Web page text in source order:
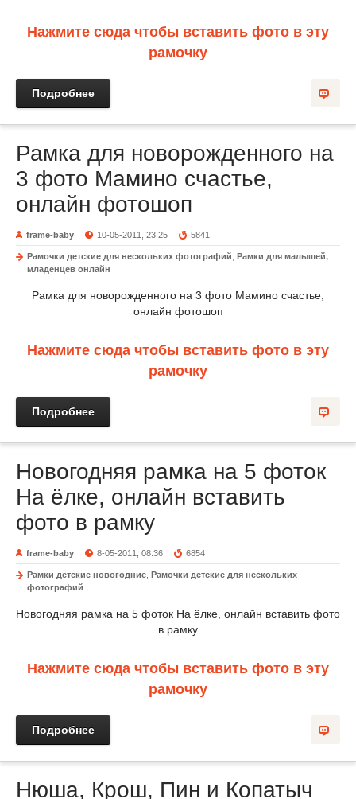
Нажмите сюда чтобы вставить фото в эту
рамочку
Подробнее
Рамка для новорожденного на
3 фото Мамино счастье,
онлайн фотошоп
frame-baby 10-05-2011, 23:25 5841
Рамочки детские для нескольких фотографий Рамки для малышей,
младенцев онлайн
Рамка для новорожденного на 3 фото Мамино счастье,
онлайн фотошоп
Нажмите сюда чтобы вставить фото в эту
рамочку
Подробнее
Новогодняя рамка на 5 фоток
На ёлке, онлайн вставить
фото в рамку
frame-baby 8-05-2011, 08:36 6854
Рамки детские новогодние Рамочки детские для нескольких
фотографий
Новогодняя рамка на 5 фоток На ёлке, онлайн вставить фото
в рамку
Нажмите сюда чтобы вставить фото в эту
рамочку
Подробнее
Нюша, Крош, Пин и Копатыч